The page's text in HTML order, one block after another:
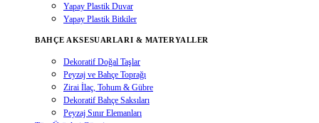
Yapay Plastik Duvar
Yapay Plastik Bitkiler
BAHÇE AKSESUARLARI & MATERYALLER
Dekoratif Doğal Taşlar
Peyzaj ve Bahçe Toprağı
Zirai İlaç, Tohum & Gübre
Dekoratif Bahçe Saksıları
Peyzaj Sınır Elemanları